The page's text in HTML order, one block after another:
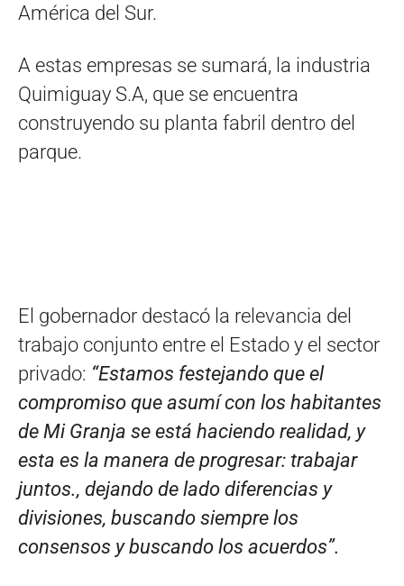
América del Sur.
A estas empresas se sumará, la industria
Quimiguay S.A, que se encuentra
construyendo su planta fabril dentro del
parque.
El gobernador destacó la relevancia del
trabajo conjunto entre el Estado y el sector
privado: “Estamos festejando que el
compromiso que asumí con los habitantes
de Mi Granja se está haciendo realidad, y
esta es la manera de progresar: trabajar
juntos., dejando de lado diferencias y
divisiones, buscando siempre los
consensos y buscando los acuerdos”.